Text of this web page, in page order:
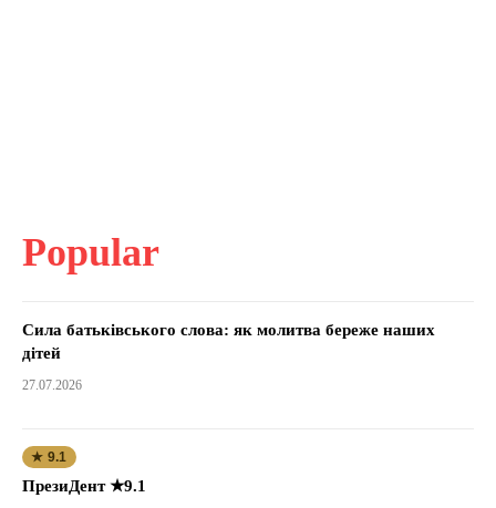
Popular
Сила батьківського слова: як молитва береже наших
дітей
27.07.2026
★ 9.1
ПрезиДент ★9.1